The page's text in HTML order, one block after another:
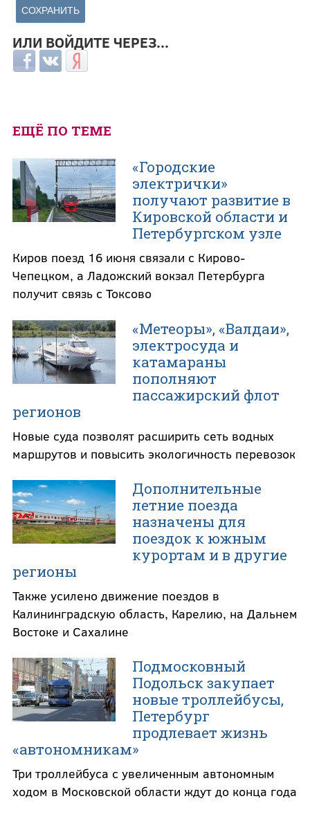
ИЛИ ВОЙДИТЕ ЧЕРЕЗ...
Login with Facebook
Login with ВКонтакте
Login with Яндекс
ЕЩЁ ПО ТЕМЕ
«Городские
электрички»
получают развитие в
Кировской области и
Петербургском узле
Киров поезд 16 июня связали с Кирово-
Чепецком, а Ладожский вокзал Петербурга
получит связь с Токсово
«Метеоры», «Валдаи»,
электросуда и
катамараны
пополняют
пассажирский флот
регионов
Новые суда позволят расширить сеть водных
маршрутов и повысить экологичность перевозок
Дополнительные
летние поезда
назначены для
поездок к южным
курортам и в другие
регионы
Также усилено движение поездов в
Калининградскую область, Карелию, на Дальнем
Востоке и Сахалине
Подмосковный
Подольск закупает
новые троллейбусы,
Петербург
продлевает жизнь
«автономникам»
Три троллейбуса с увеличенным автономным
ходом в Московской области ждут до конца года